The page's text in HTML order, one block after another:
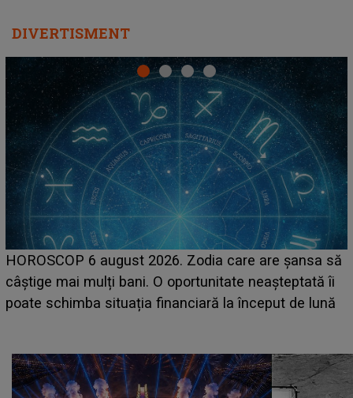
DIVERTISMENT
2026. Zodia care are șansa să
bani. O oportunitate neașteptată îi
financiară la început de lună
LINE-UP
care deschid
așteptate